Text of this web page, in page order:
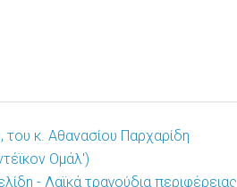
κ. Αθανασίου Παρχαρίδη
Ομάλ')
- Λαϊκά τραγούδια περιφέρειας